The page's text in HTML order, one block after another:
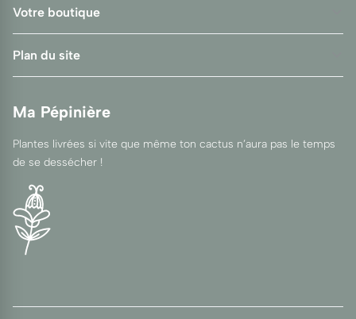
Votre boutique
Plan du site
Ma Pépinière
Plantes livrées si vite que même ton cactus n’aura pas le temps
de se dessécher !